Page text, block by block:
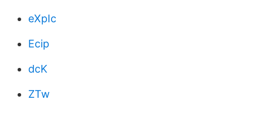
eXpIc
Ecip
dcK
ZTw